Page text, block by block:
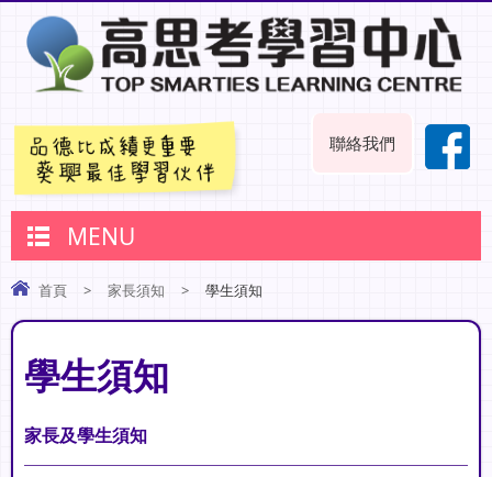
聯絡我們
MENU
首頁 > 家長須知 > 學生須知
學生須知
家長及學生須知